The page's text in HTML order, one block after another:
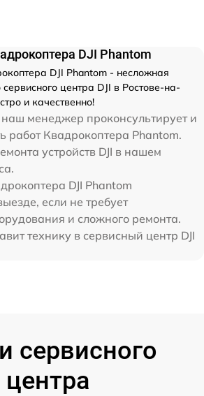
DJI Phantom
DJI Phantom - несложная
центра DJI в Ростове-на-
и качественно!
менеджер проконсультирует и
работ Квадрокоптера Phantom.
устройств DJI в нашем
DJI Phantom
если не требует
и сложного ремонта.
технику в сервисный центр DJI
сервисного
центра